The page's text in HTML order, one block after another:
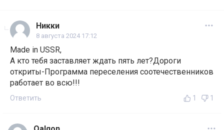
Никки
8 августа 2024 17:12
Made in USSR,
А кто тебя заставляет ждать пять лет?Дороги
откриты-Программа переселения соотечественников
работает во всю!!!
Ответить 1 1